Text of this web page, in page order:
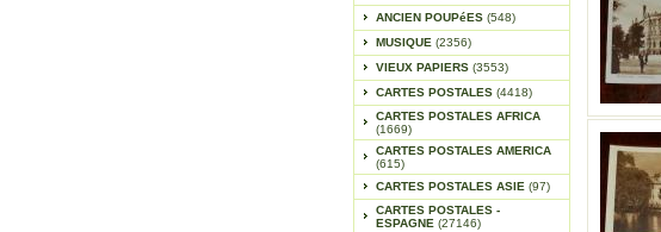
ANCIEN POUPéES (548)
MUSIQUE (2356)
VIEUX PAPIERS (3553)
CARTES POSTALES (4418)
CARTES POSTALES AFRICA
(1669)
CARTES POSTALES AMERICA
(615)
CARTES POSTALES ASIE (97)
CARTES POSTALES -
ESPAGNE (27146)